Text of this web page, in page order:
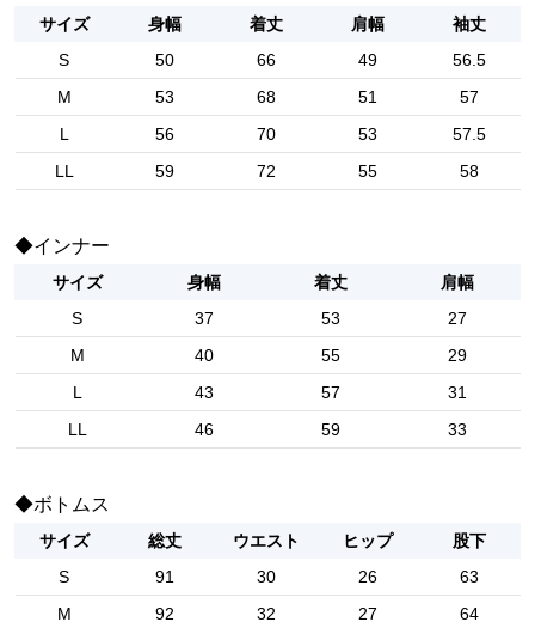
サイズ 身幅 着丈 肩幅
袖丈
S
50 66 49
56.5
M
53 68 51
57
L
56 70 53
57.5
LL
59 72 55 58
◆インナー
サイズ 身幅 着丈
肩幅
S
37 53
27
M
40 55
29
L
43 57
31
LL
46 59 33
◆ボトムス
サイズ 総丈 ウエスト ヒップ
股下
S
91 30 26
63
M
92 32 27
64